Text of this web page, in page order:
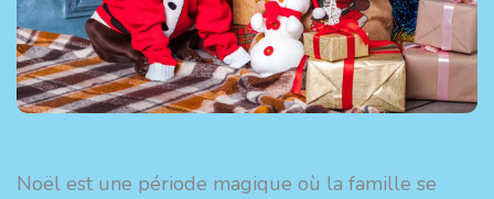
Noël est une période magique où la famille se